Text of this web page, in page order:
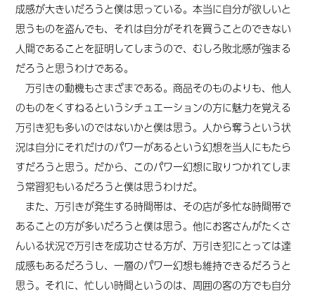
成感が大きいだろうと僕は思っている。本当に自分が欲しいと
思うものを盗んでも、それは自分がそれを買うことのできない
人間であることを証明してしまうので、むしろ敗北感が強まる
だろうと思うわけである。
万引きの動機もさまざまである。商品そのものよりも、他人
のものをくすねるというシチュエーションの方に魅力を覚える
万引き犯も多いのではないかと僕は思う。人から奪うという状
況は自分にそれだけのパワーがあるという幻想を当人にもたら
すだろうと思う。だから、このパワー幻想に取りつかれてしま
う常習犯もいるだろうと僕は思うわけだ。
また、万引きが発生する時間帯は、その店が多忙な時間帯で
あることの方が多いだろうと僕は思う。他にお客さんがたくさ
んいる状況で万引きを成功させる方が、万引き犯にとっては達
成感もあるだろうし、一層のパワー幻想も維持できるだろうと
思う。それに、忙しい時間というのは、 周囲の客の方でも自分